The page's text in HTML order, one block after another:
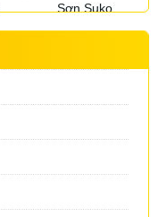
Sơn Suko